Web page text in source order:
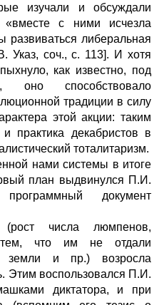
изучали и обсуждали
с ними исчезла
развиваться либеральная
Указ, соч., с. 113]. И хотя
как известно, под
оно способствовало
традиции в силу
этой акции: таким
практика декабристов в
тоталитаризм.
нами системы в итоге
план выдвинулся П.И.
документ
числа люмпенов,
тем, что им не отдали
земли и пр.) возросла
Этим воспользовался П.И.
диктатора, и при